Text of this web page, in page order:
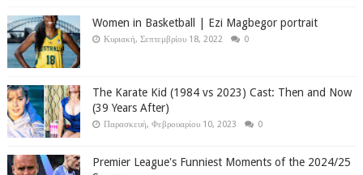
Women in Basketball | Ezi Magbegor portrait
Κυριακή, Σεπτεμβρίου 18, 2022 0
The Karate Kid (1984 vs 2023) Cast: Then and Now
(39 Years After)
Παρασκευή, Φεβρουαρίου 10, 2023 0
Premier League's Funniest Moments of the 2024/25